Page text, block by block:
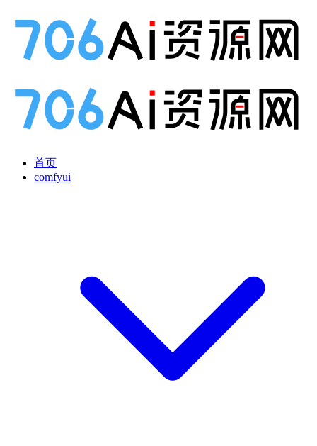
首页
comfyui